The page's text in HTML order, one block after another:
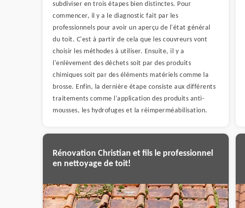
subdiviser en trois étapes bien distinctes. Pour
commencer, il y a le diagnostic fait par les
professionnels pour avoir un aperçu de l'état général
du toit. C'est à partir de cela que les couvreurs vont
choisir les méthodes à utiliser. Ensuite, il y a
l'enlèvement des déchets soit par des produits
chimiques soit par des éléments matériels comme la
brosse. Enfin, la dernière étape consiste aux différents
traitements comme l'application des produits anti-
mousses, les hydrofuges et la réimperméabilisation.
Rénovation Christian et fils le professionnel
en nettoyage de toit!